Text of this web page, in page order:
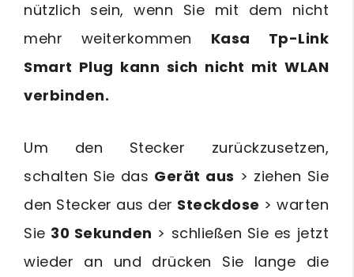
nützlich sein, wenn Sie mit dem nicht
mehr weiterkommen Kasa Tp-Link
Smart Plug kann sich nicht mit WLAN
verbinden.
Um den Stecker zurückzusetzen,
schalten Sie das Gerät aus > ziehen Sie
den Stecker aus der Steckdose > warten
Sie 30 Sekunden > schließen Sie es jetzt
wieder an und drücken Sie lange die